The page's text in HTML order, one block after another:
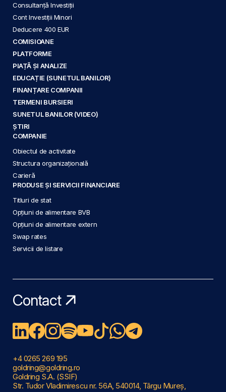
Consultanță Investiții
Cont Investiții Minori
Deducere 400 EUR
COMISIOANE
PLATFORME
PIAȚĂ ȘI ANALIZE
EDUCAȚIE (SUNETUL BANILOR)
FINANȚARE COMPANII
TERMENI BURSIERI
SUNETUL BANILOR (VIDEO)
ȘTIRI
COMPANIE
Obiectul de activitate
Structura organizațională
Carieră
PRODUSE ȘI SERVICII FINANCIARE
Titluri de stat
Opțiuni de alimentare BVB
Opțiuni de alimentare extern
Swap rates
Servicii de listare
Contact
+4 0265 269 195
goldring@goldring.ro
Goldring S.A. (SSIF)
Str. Tudor Vladimirescu nr. 56A, 540014, Târgu Mureș,